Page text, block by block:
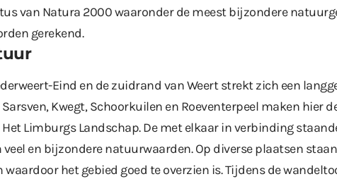
van Natura 2000 waaronder de meest bijzondere
gerekend.
Eind en de zuidrand van Weert strekt zich een
Sarsven, Kwegt, Schoorkuilen en Roeventerpeel maken hier
Limburgs Landschap. De met elkaar in verbinding
veel en bijzondere natuurwaarden. Op diverse plaatsen
het gebied goed te overzien is. Tijdens de